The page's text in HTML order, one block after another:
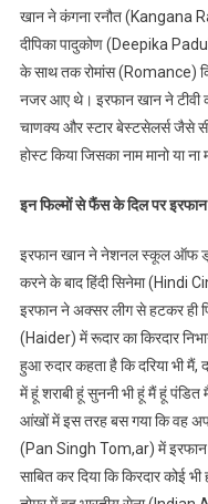
खान ने कंगना रनौत (Kangana
दीपिका पादुकोण (Deepika
के साथ तक रोमांस (Romance)
नजर आए थे। इरफान खान ने टीवी
चाणक्य और स्टार बेस्टसेलर्स जैसे
होस्ट किया जिसका नाम मानो या ना
इन फिल्मों से फैंस के दिल पर इरफान
इरफान खान ने नेशनल स्कूल ऑफ
करने के बाद हिंदी सिनेमा (Hindi
इरफान ने अक्सर लीग से हटकर ही
(Haider) में रूदार का किरदार
हुआ रुदार कहता है कि दरिया भी मैं,
में हूं शराबी हूं सुननी भी हूं मैं हूं पंडित
आंखों में इस तरह बस गया कि वह
(Pan Singh Tom,ar) में इरफान
साबित कर दिया कि किरदार कोई